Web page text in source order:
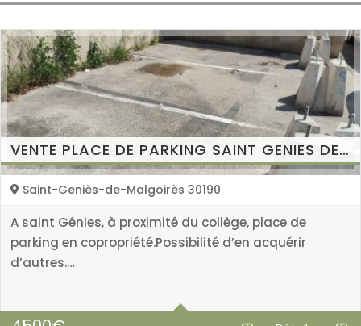
VENTE PLACE DE PARKING SAINT GENIES DE MALGOIRES
Geniès-de-Malgoirès 30190
Génies, à proximité du collège, place de
en copropriété.Possibilité d’en acquérir